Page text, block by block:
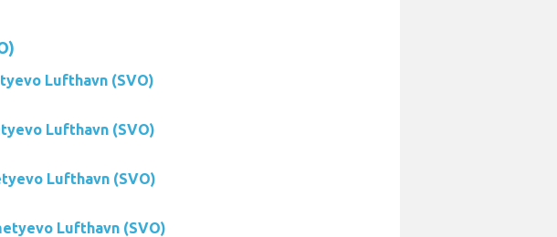
Lufthavn (SVO)
Lufthavn (SVO)
Lufthavn (SVO)
Lufthavn (SVO)